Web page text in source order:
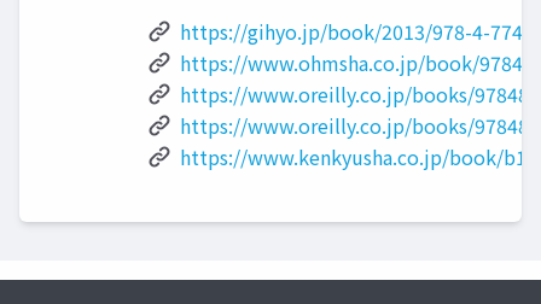
https://gihyo.jp/book/2013/978-4-
https://www.ohmsha.co.jp/book/
https://www.oreilly.co.jp/books/
https://www.oreilly.co.jp/books/
https://www.kenkyusha.co.jp/book/